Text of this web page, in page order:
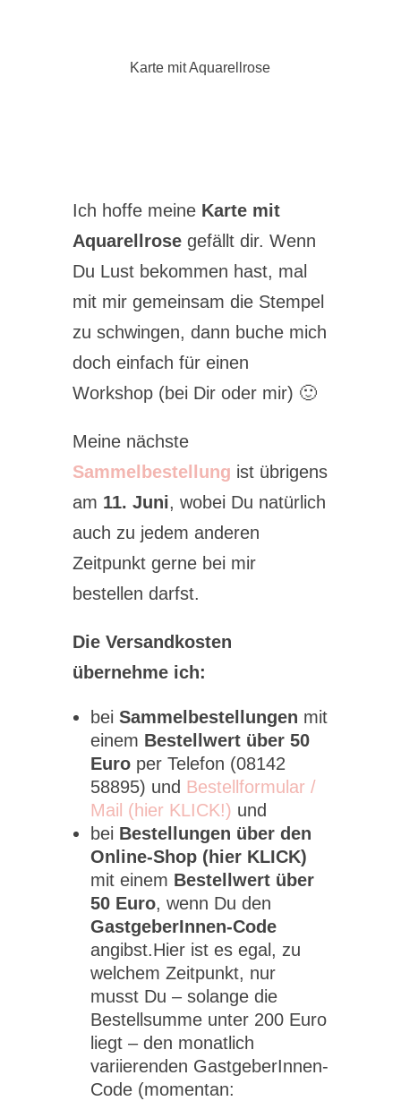
Karte mit Aquarellrose
Ich hoffe meine Karte mit
Aquarellrosegefällt dir. Wenn
Du Lust bekommen hast, mal
mit mir gemeinsam die Stempel
zu schwingen, dann buche mich
doch einfach für einen
Workshop (bei Dir oder mir) 🙂
Meine nächste
Sammelbestellung ist übrigens
am 11. Juni, wobei Du natürlich
auch zu jedem anderen
Zeitpunkt gerne bei mir
bestellen darfst.
Die Versandkosten
übernehme ich:
bei Sammelbestellungen mit
einem Bestellwert über 50
Euro per Telefon (08142
58895) und Bestellformular /
Mail (hier KLICK!) und
bei Bestellungen über den
Online-Shop (hier KLICK)
mit einem Bestellwert über
50 Euro, wenn Du den
GastgeberInnen-Code
angibst.Hier ist es egal, zu
welchem Zeitpunkt, nur
musst Du – solange die
Bestellsumme unter 200 Euro
liegt – den monatlich
variierenden GastgeberInnen-
Code (momentan: